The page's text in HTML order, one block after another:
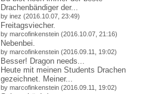
Drachenbändiger der...
by inez (2016.10.07, 23:49)
Freitagsviecher.
by marcofinkenstein (2016.10.07, 21:16)
Nebenbei.
by marcofinkenstein (2016.09.11, 19:02)
Besser! Dragon needs...
Heute mit meinen Students Drachen
gezeichnet. Meiner...
by marcofinkenstein (2016.09.11, 19:02)